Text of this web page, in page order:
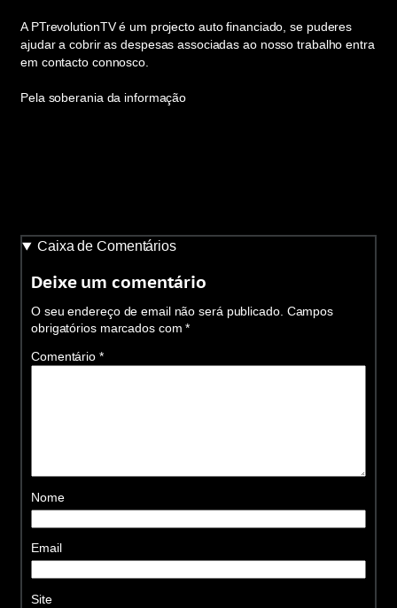
A PTrevolutionTV é um projecto auto financiado, se puderes
ajudar a cobrir as despesas associadas ao nosso trabalho entra
em contacto connosco.
Pela soberania da informação
Caixa de Comentários
Deixe um comentário
O seu endereço de email não será publicado. Campos
obrigatórios marcados com*
Comentário *
Nome
Email
Site